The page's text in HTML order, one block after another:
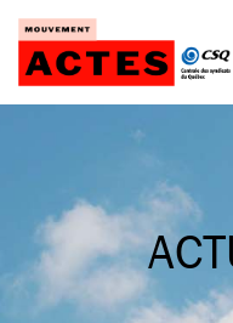
Passer
contenu